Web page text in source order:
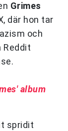
Grimes
där hon tar
och
album
spridit